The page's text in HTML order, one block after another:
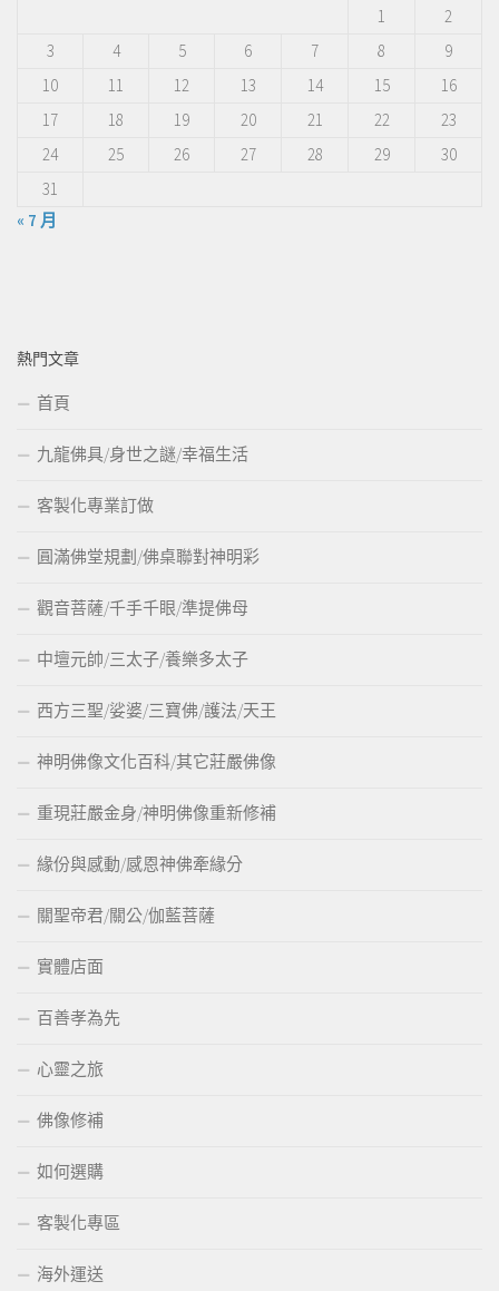
1
2
3
4 5 6 7 8
9
10
11 12 13 14 15
16
17
18 19 20 21 22
23
24
25 26 27 28 29
30
31
« 7 月
熱門文章
首頁
九龍佛具/身世之謎/幸福生活
客製化專業訂做
圓滿佛堂規劃/佛桌聯對神明彩
觀音菩薩/千手千眼/準提佛母
中壇元帥/三太子/養樂多太子
西方三聖/娑婆/三寶佛/護法/天王
神明佛像文化百科/其它莊嚴佛像
重現莊嚴金身/神明佛像重新修補
緣份與感動/感恩神佛牽緣分
關聖帝君/關公/伽藍菩薩
實體店面
百善孝為先
心靈之旅
佛像修補
如何選購
客製化專區
海外運送